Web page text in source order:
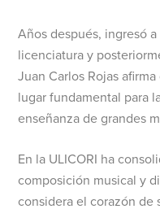
Años después, ingresó
licenciatura y
Juan Carlos Rojas
lugar fundamental para
enseñanza de grandes
En la ULICORI ha
composición musical y
considera el corazón de